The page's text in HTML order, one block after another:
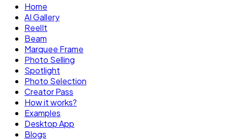
Home
AI Gallery
ReelIt
Beam
Marquee Frame
Photo Selling
Spotlight
Photo Selection
Creator Pass
How it works?
Examples
Desktop App
Blogs